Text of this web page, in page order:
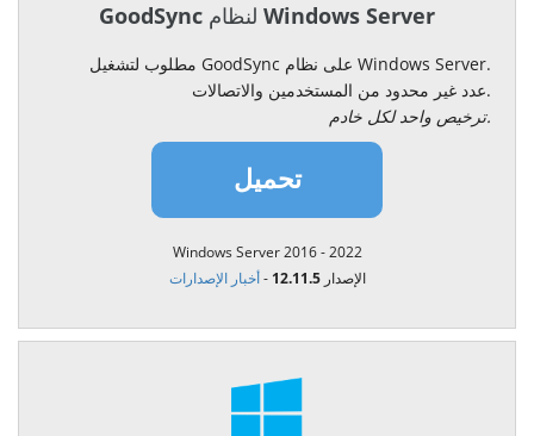
GoodSync لنظام Windows Server
مطلوب لتشغيل GoodSync على نظام Windows Server.
عدد غير محدود من المستخدمين والاتصالات.
ترخيص واحد لكل خادم.
تحميل
Windows Server 2016 - 2022
الإصدار 12.11.5
-أخبار الإصدارات